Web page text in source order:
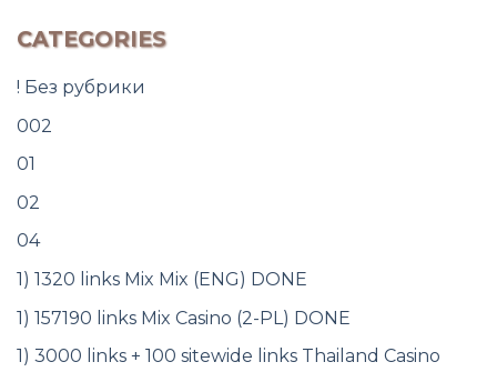
CATEGORIES
! Без рубрики
002
01
02
04
1) 1320 links Mix Mix (ENG) DONE
1) 157190 links Mix Casino (2-PL) DONE
1) 3000 links + 100 sitewide links Thailand Casino